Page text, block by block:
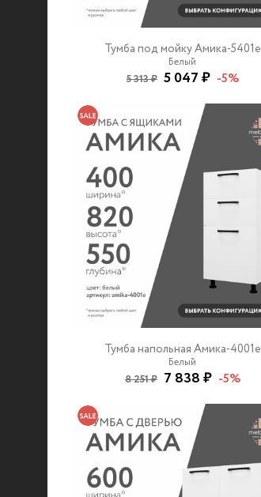
Тумба под мойку Амика-5401e
Белый
5 313 ₽ 5 047 ₽ -5%
Тумба напольная Амика-4001e
Белый
8 251 ₽ 7 838 ₽ -5%